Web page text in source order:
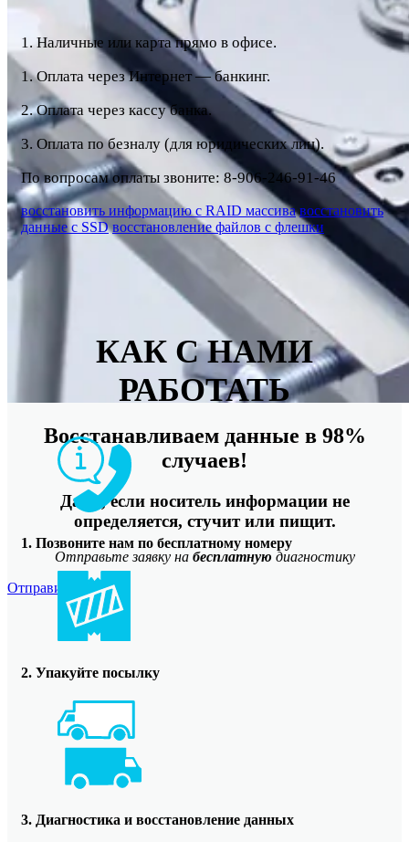
Восстанавливаем данные в 98%
случаев!
Даже, если носитель информации не
определяется, стучит или пищит.
Отправьте заявку на бесплатную диагностику
Отправить
1. Наличные или карта прямо в офисе.
1. Оплата через Интернет — банкинг.
2. Оплата через кассу банка.
3. Оплата по безналу (для юридических лиц).
По вопросам оплаты звоните: 8-906-246-91-46
восстановить информацию с RAID массива восстановить
данные с SSD восстановление файлов с флешки
КАК С НАМИ
РАБОТАТЬ
1. Позвоните нам по бесплатному номеру
2. Упакуйте посылку
3. Диагностика и восстановление данных